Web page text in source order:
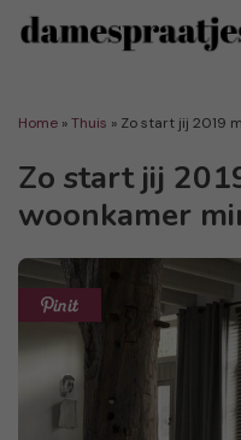
Home »Thuis » Zo start jij 2019
Zo start jij
woonkamer